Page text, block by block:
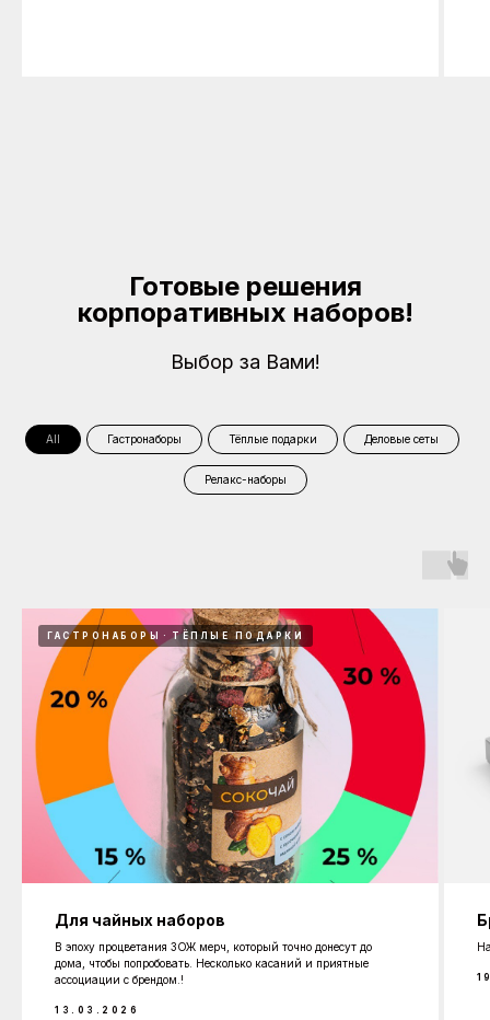
Готовые решения
корпоративных наборов!
Выбор за Вами!
All Гастронаборы Тёплые подарки Деловые сеты
Релакс-наборы
ГАСТРОНАБОРЫ ТЁПЛЫЕ ПОДАРКИ
Для чайных наборов
В эпоху процветания ЗОЖ мерч, который точно донесут до
дома, чтобы попробовать. Несколько касаний и приятные
ассоциации с брендом.!
13.03.2026